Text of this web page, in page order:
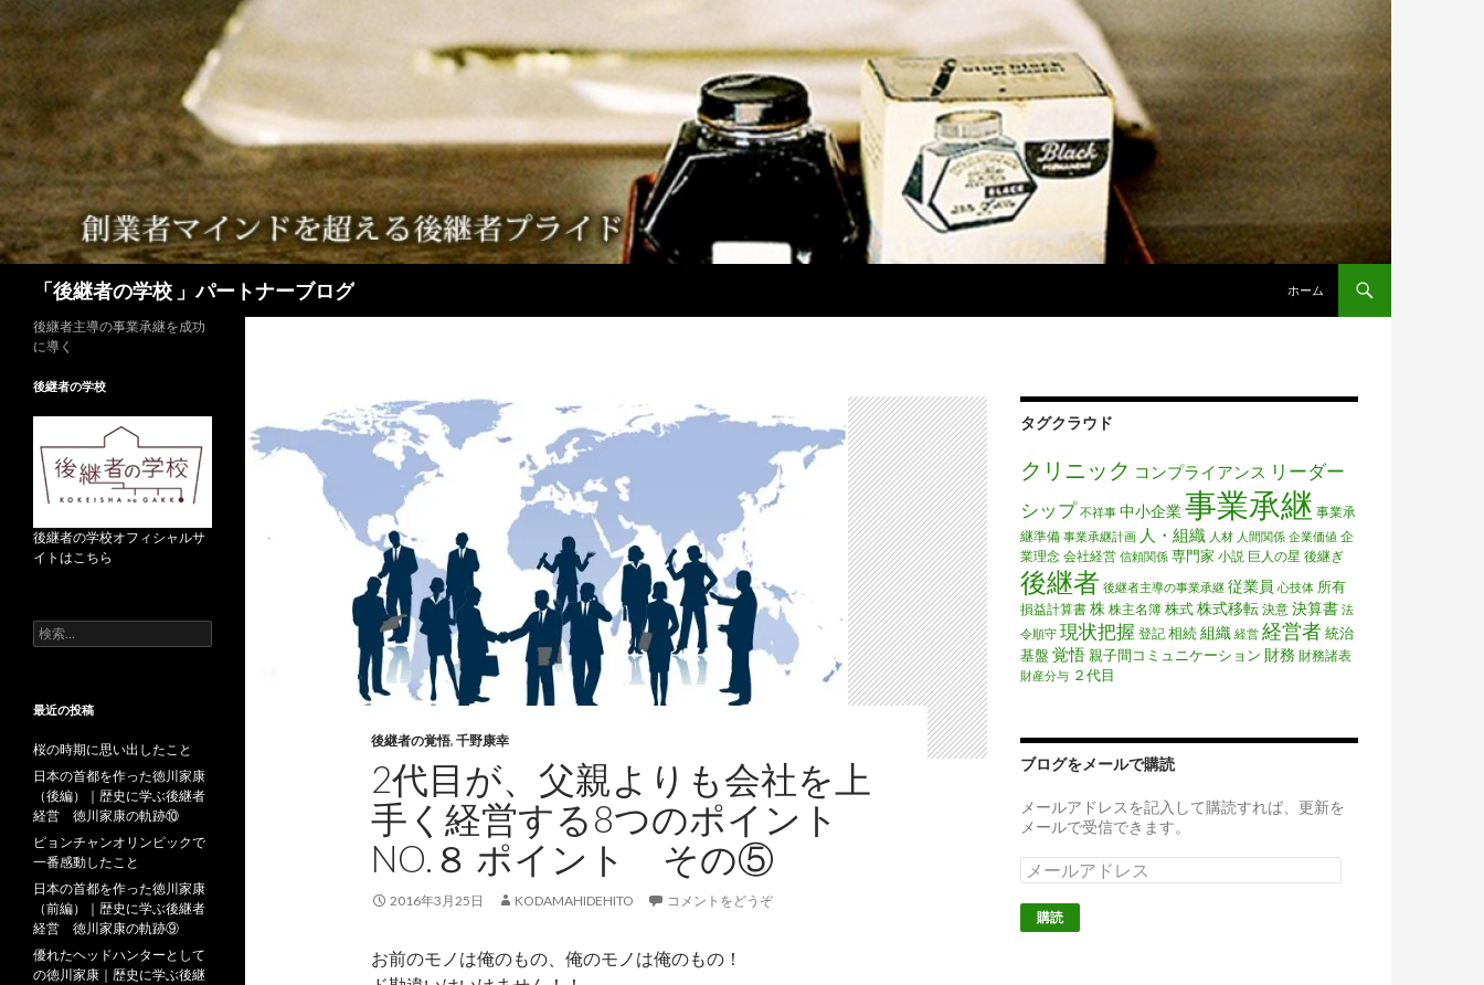
「後継者の学校 」パートナーブログ
ホーム
後継者の覚悟, 千野康幸
2代目が、父親よりも会社を上
手く経営する8つのポイント
NO.８ ポイント その⑤
2016年3月25日 KODAMAHIDEHITO コメントをどうぞ
お前のモノは俺のもの、俺のモノは俺のもの！
タグクラウド
クリニック コンプライアンス リーダー
シップ 不祥事 中小企業事業承継 事業承
継準備 事業承継計画 人・組織 人材 人間関係 企業価値 企
業理念 会社経営 信頼関係 専門家 小説 巨人の星 後継ぎ
後継者 後継者主導の事業承継 従業員 心技体 所有
損益計算書 株 株主名簿 株式株式移転 決意 決算書 法
令順守 現状把握 登記 相続組織 経営 経営者統治
基盤覚悟親子間コミュニケーション 財務 財務諸表
財産分与 ２代目
ブログをメールで購読
メールアドレスを記入して購読すれば、更新を
メールで受信できます。
メ
ー
ル
ア
後継者主導の事業承継を成功
に導く
後継者の学校
後継者の学校オフィシャルサ
イトはこちら
検
索
最近の投稿
桜の時期に思い出したこと
日本の首都を作った徳川家康
（後編）｜歴史に学ぶ後継者
経営 徳川家康の軌跡⑩
ピョンチャンオリンピックで
一番感動したこと
日本の首都を作った徳川家康
（前編）｜歴史に学ぶ後継者
経営 徳川家康の軌跡⑨
優れたヘッドハンターとして
の徳川家康｜歴史に学ぶ後継